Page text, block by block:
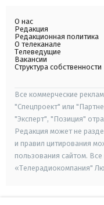
О нас
Редакция
Редакционная политика
О телеканале
Телеведущие
Вакансии
Структура собственности
Все коммерческие
"Спецпроект" или
"Эксперт", "Позиция"
Редакция может не
и правил цитирования
пользования сайтом.
«Телерадиокомпания"